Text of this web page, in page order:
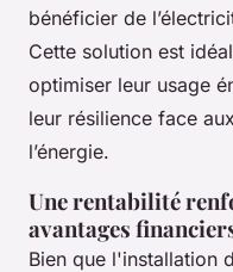
bénéficier de
Cette solution est
optimiser leur usage
leur résilience face
l’énergie.
Une rentabilité
avantages
Bien que l'installation